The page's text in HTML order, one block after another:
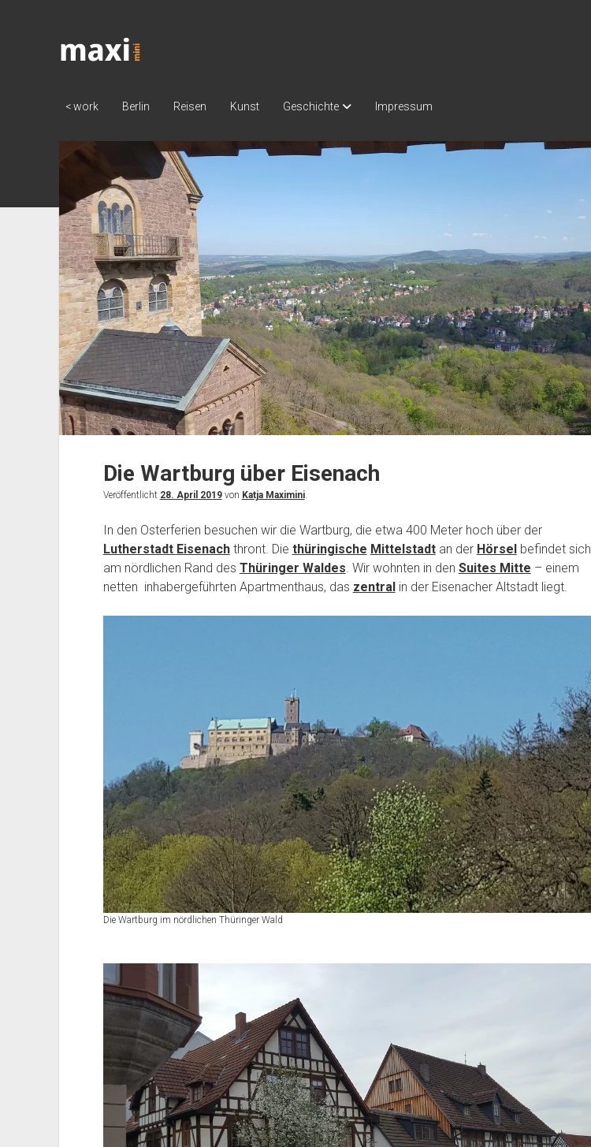
Maximini
< work Berlin Reisen Kunst Geschichte Impressum
Die Wartburg über Eisenach
Veröffentlicht 28. April 2019von Katja Maximini.
In den Osterferien besuchen wir die Wartburg, die etwa 400 Meter hoch über der
Lutherstadt Eisenachthront. Die thüringische Mittelstadtan der Hörsel befindet sich
am nördlichen Rand des Thüringer Waldes. Wir wohnten in den Suites Mitte – einem
netten inhabergeführten Apartmenthaus, das zentral in der Eisenacher Altstadt liegt.
Die Wartburg im nördlichen Thüringer Wald